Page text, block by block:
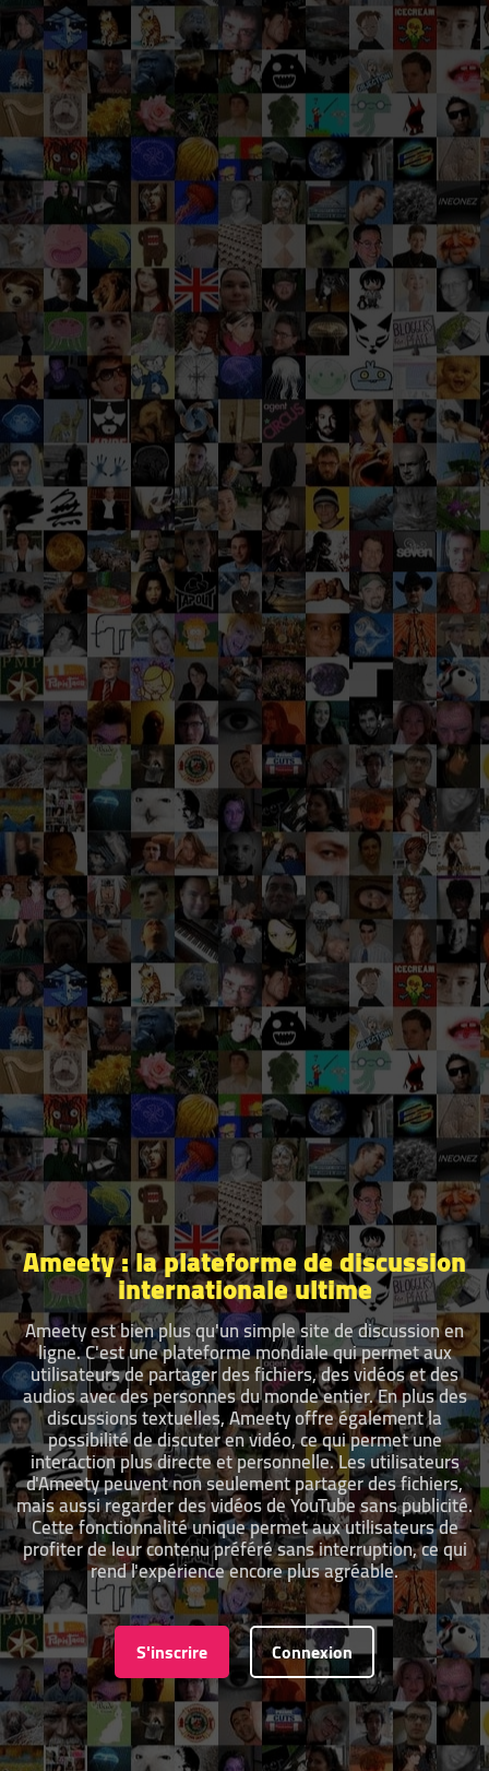
Ameety : la plateforme de discussion
internationale ultime
Ameety est bien plus qu'un simple site de discussion en
ligne. C'est une plateforme mondiale qui permet aux
utilisateurs de partager des fichiers, des vidéos et des
audios avec des personnes du monde entier. En plus des
discussions textuelles, Ameety offre également la
possibilité de discuter en vidéo, ce qui permet une
interaction plus directe et personnelle. Les utilisateurs
d'Ameety peuvent non seulement partager des fichiers,
mais aussi regarder des vidéos de YouTube sans publicité.
Cette fonctionnalité unique permet aux utilisateurs de
profiter de leur contenu préféré sans interruption, ce qui
rend l'expérience encore plus agréable.
S'inscrire Connexion